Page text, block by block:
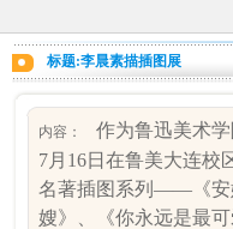
标题:李晨素描插图展
内容：
作为鲁迅美术学
7月 16日在鲁美大连校
名著插图系列——《安
嫂》、《你永远是最